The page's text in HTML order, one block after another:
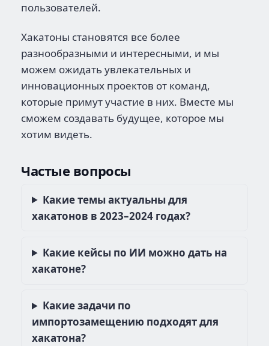
пользователей.
Хакатоны становятся все более
разнообразными и интересными, и мы
можем ожидать увлекательных и
инновационных проектов от команд,
которые примут участие в них. Вместе мы
сможем создавать будущее, которое мы
хотим видеть.
Частые вопросы
Какие темы актуальны для
хакатонов в 2023–2024 годах?
Какие кейсы по ИИ можно дать на
хакатоне?
Какие задачи по
импортозамещению подходят для
хакатона?